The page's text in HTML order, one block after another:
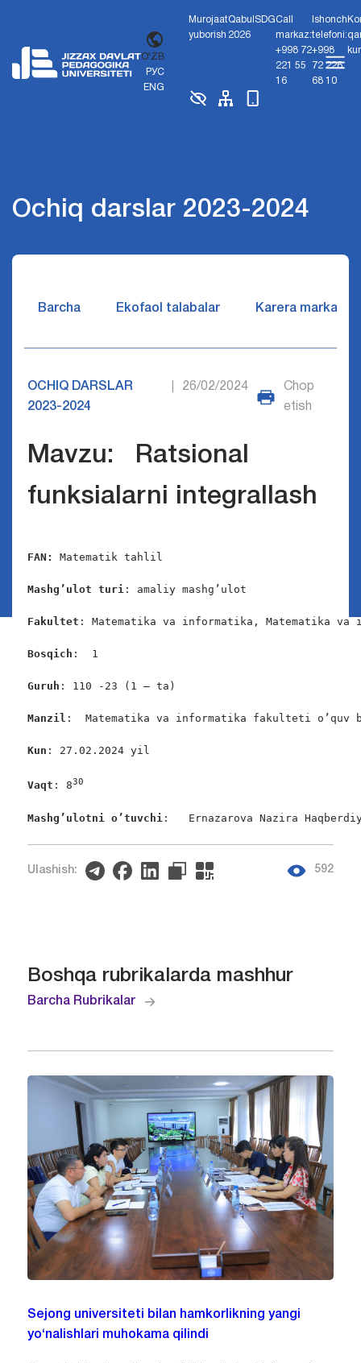
O'ZB
РУС
ENG
Murojaat
yuborish
Qabul
2026
SDGCall
markaz:
+998 72
221 55
16
Ishonch
telefoni:
+998
72 226
68 10
Ochiq darslar 2023-2024
Barcha Ekofaol talabalar Karera markazi
OCHIQ DARSLAR
2023-2024
26/02/2024
Chop
etish
Mavzu: Ratsional
funksialarni integrallash
FAN: Matematik tahlil
Mashg’ulot turi: amaliy mashg’ulot
Fakultet : Matematika va informatika, Matematika
Bosqich :  1
Guruh : 110 -23 (1 – ta)
Manzil :  Matematika va informatika fakulteti o’quv
Kun : 27.02.2024 yil
Vaqt : 830
Mashg’ulotni o’tuvchi :   Ernazarova Nazira
Ulashish: 592
Boshqa rubrikalarda mashhur
Barcha Rubrikalar
Sejong universiteti bilan hamkorlikning yangi
yo‘nalishlari muhokama qilindi